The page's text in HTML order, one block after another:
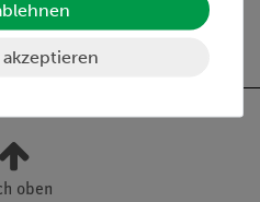
ab 300,- €
oben